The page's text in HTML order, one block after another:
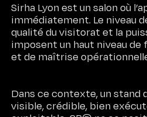
Sirha Lyon est un salon où
immédiatement. Le niveau
qualité du visitorat et la
imposent un haut niveau
et de maîtrise
Dans ce contexte, un stand
visible, crédible, bien